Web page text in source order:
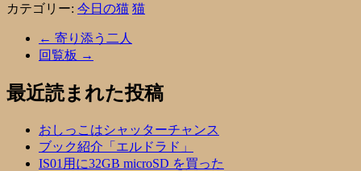
カテゴリー: 今日の猫 猫
← 寄り添う二人
回覧板 →
最近読まれた投稿
おしっこはシャッターチャンス
ブック紹介「エルドラド」
IS01用に32GB microSD を買った